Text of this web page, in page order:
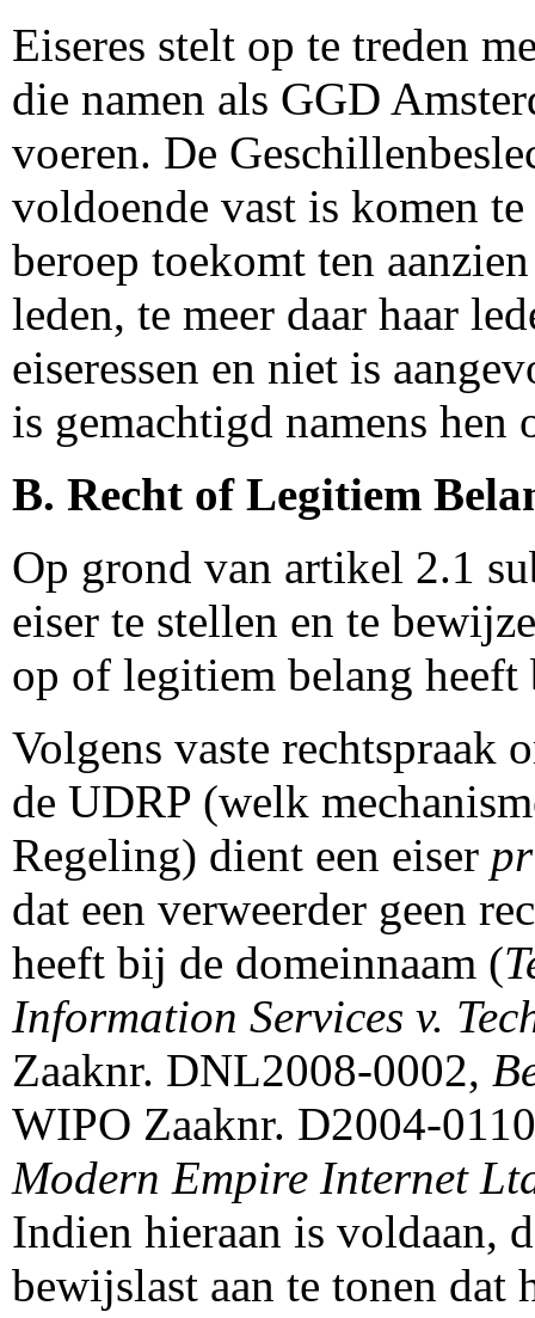
Eiseres stelt op te treden
die namen als GGD
voeren. De
voldoende vast is komen
beroep toekomt ten
leden, te meer daar haar
eiseressen en niet is
is gemachtigd namens hen
B. Recht of Legitiem
Op grond van artikel 2.1
eiser te stellen en te
op of legitiem belang
Volgens vaste rechtspraak
de UDRP (welk
Regeling) dient een eiser
dat een verweerder geen
heeft bij de domeinnaam (
Information Services v.
Zaaknr. DNL2008-0002,
WIPO Zaaknr. D2004-
Modern Empire Internet
Indien hieraan is voldaan,
bewijslast aan te tonen